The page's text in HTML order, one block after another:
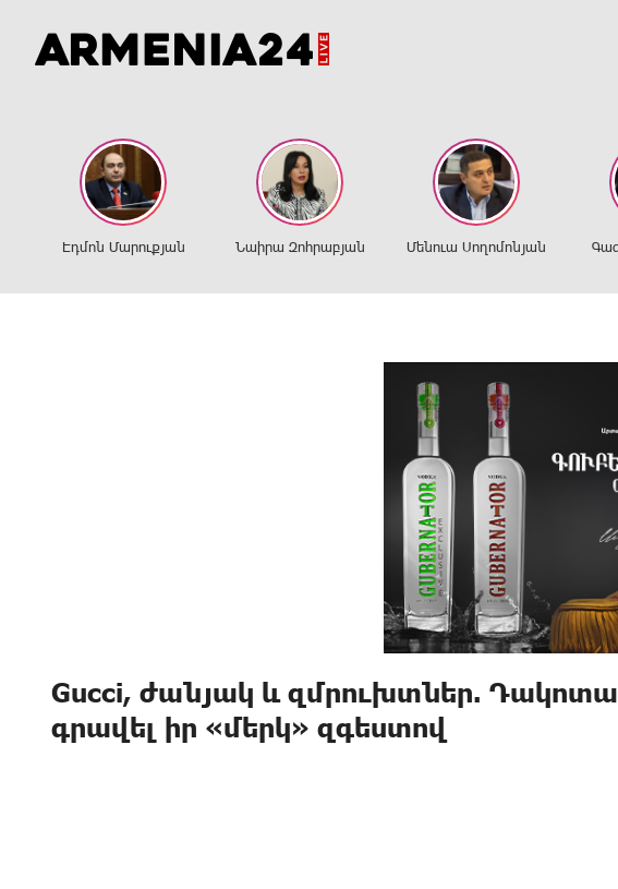
Էդմոն Մարուքյան Նաիրա Զոհրաբյան Մենուա Սողոմոնյան
Gucci, ժանյակ և զմրուխտներ. Դակոտա
գրավել իր «մերկ» զգեստով